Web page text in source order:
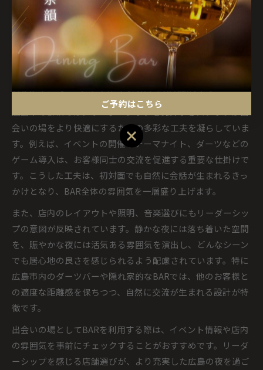
自分のペースで空間を楽しむことが大切です。リーダーシッ
プのあるスタッフが場を見守っているため、必要なタイミン
グでサポートやアドバイスを受けられる安心感も広島BARの
魅力です。
BARリーダーシップが生む出会いの場の工夫
広島市のBARでは、リーダーシップを発揮するスタッフが出
会いの場をより快適にするための多彩な工夫を凝らしていま
す。例えば、イベントの開催やテーマナイト、ダーツなどの
ゲーム導入は、お客様同士の交流を促進する重要な仕掛けで
す。こうした工夫は、初対面でも自然に会話が生まれるきっ
かけとなり、BAR全体の雰囲気を一層盛り上げます。
また、店内のレイアウトや照明、音楽選びにもリーダーシッ
プの意図が反映されています。静かな夜には落ち着いた空間
を、賑やかな夜には活気ある雰囲気を演出し、どんなシーン
でも居心地の良さを感じられるよう配慮されています。特に
広島市内のダーツバーや隠れ家的なBARでは、他のお客様と
の適度な距離感を保ちつつ、自然に交流が生まれる設計が特
徴です。
出会いの場としてBARを利用する際は、イベント情報や店内
の雰囲気を事前にチェックすることがおすすめです。リーダ
ーシップを感じる店舗選びが、より充実した広島の夜を過ご
ご予約はこちら
ご予約はこちら